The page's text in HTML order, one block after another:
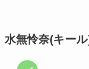
水無怜奈(キー